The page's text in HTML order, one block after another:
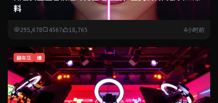
料
295,678 4567 18,765 4小时前
翻车瓜 爆